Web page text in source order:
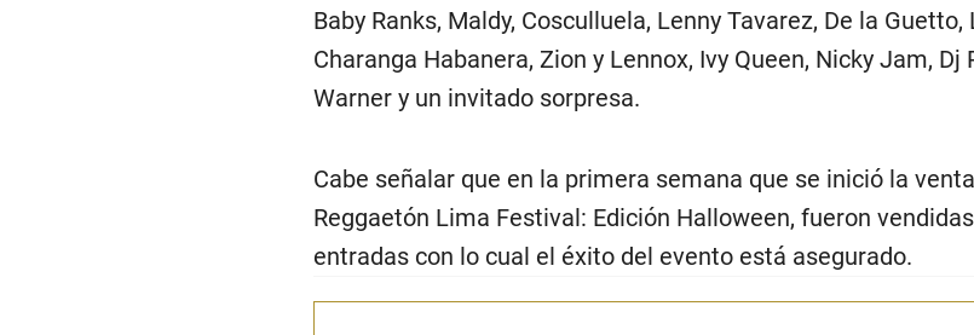
Baby Ranks, Maldy, Cosculluela, Lenny Tavarez, De la Guetto,
Charanga Habanera, Zion y Lennox, Ivy Queen, Nicky Jam, Dj
Warner y un invitado sorpresa.
Cabe señalar que en la primera semana que se inició la
Reggaetón Lima Festival: Edición Halloween, fueron
entradas con lo cual el éxito del evento está asegurado.